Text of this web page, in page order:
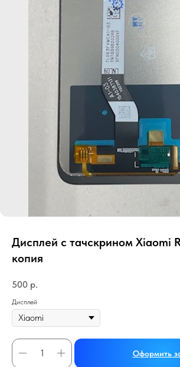
Дисплей с тачскрином Xiaomi
копия
500 р.
Дисплей
Оформить